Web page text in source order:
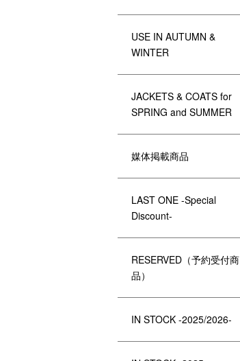
USE IN AUTUMN &
WINTER
JACKETS & COATS for
SPRING and SUMMER
媒体掲載商品
LAST ONE -Special
Discount-
RESERVED（予約受付商
品）
IN STOCK -2025/2026-